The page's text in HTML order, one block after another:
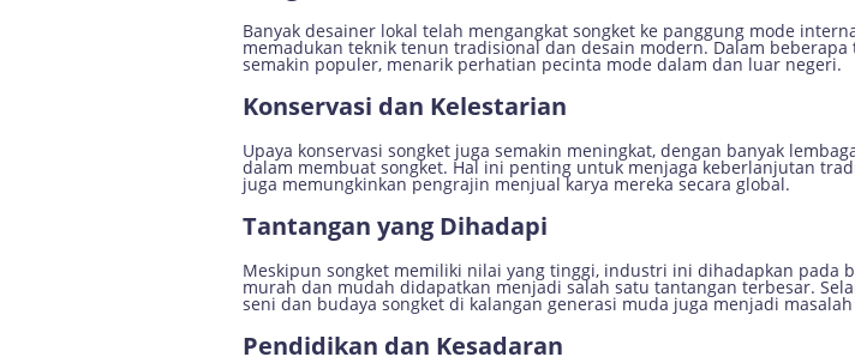
Banyak desainer lokal telah mengangkat songket ke panggung mode
memadukan teknik tenun tradisional dan desain modern. Dalam
semakin populer, menarik perhatian pecinta mode dalam dan luar negeri.
Konservasi dan Kelestarian
Upaya konservasi songket juga semakin meningkat, dengan banyak
dalam membuat songket. Hal ini penting untuk menjaga keberlanjutan
juga memungkinkan pengrajin menjual karya mereka secara global.
Tantangan yang Dihadapi
Meskipun songket memiliki nilai yang tinggi, industri ini dihadapkan pada
murah dan mudah didapatkan menjadi salah satu tantangan terbesar.
seni dan budaya songket di kalangan generasi muda juga menjadi
Pendidikan dan Kesadaran